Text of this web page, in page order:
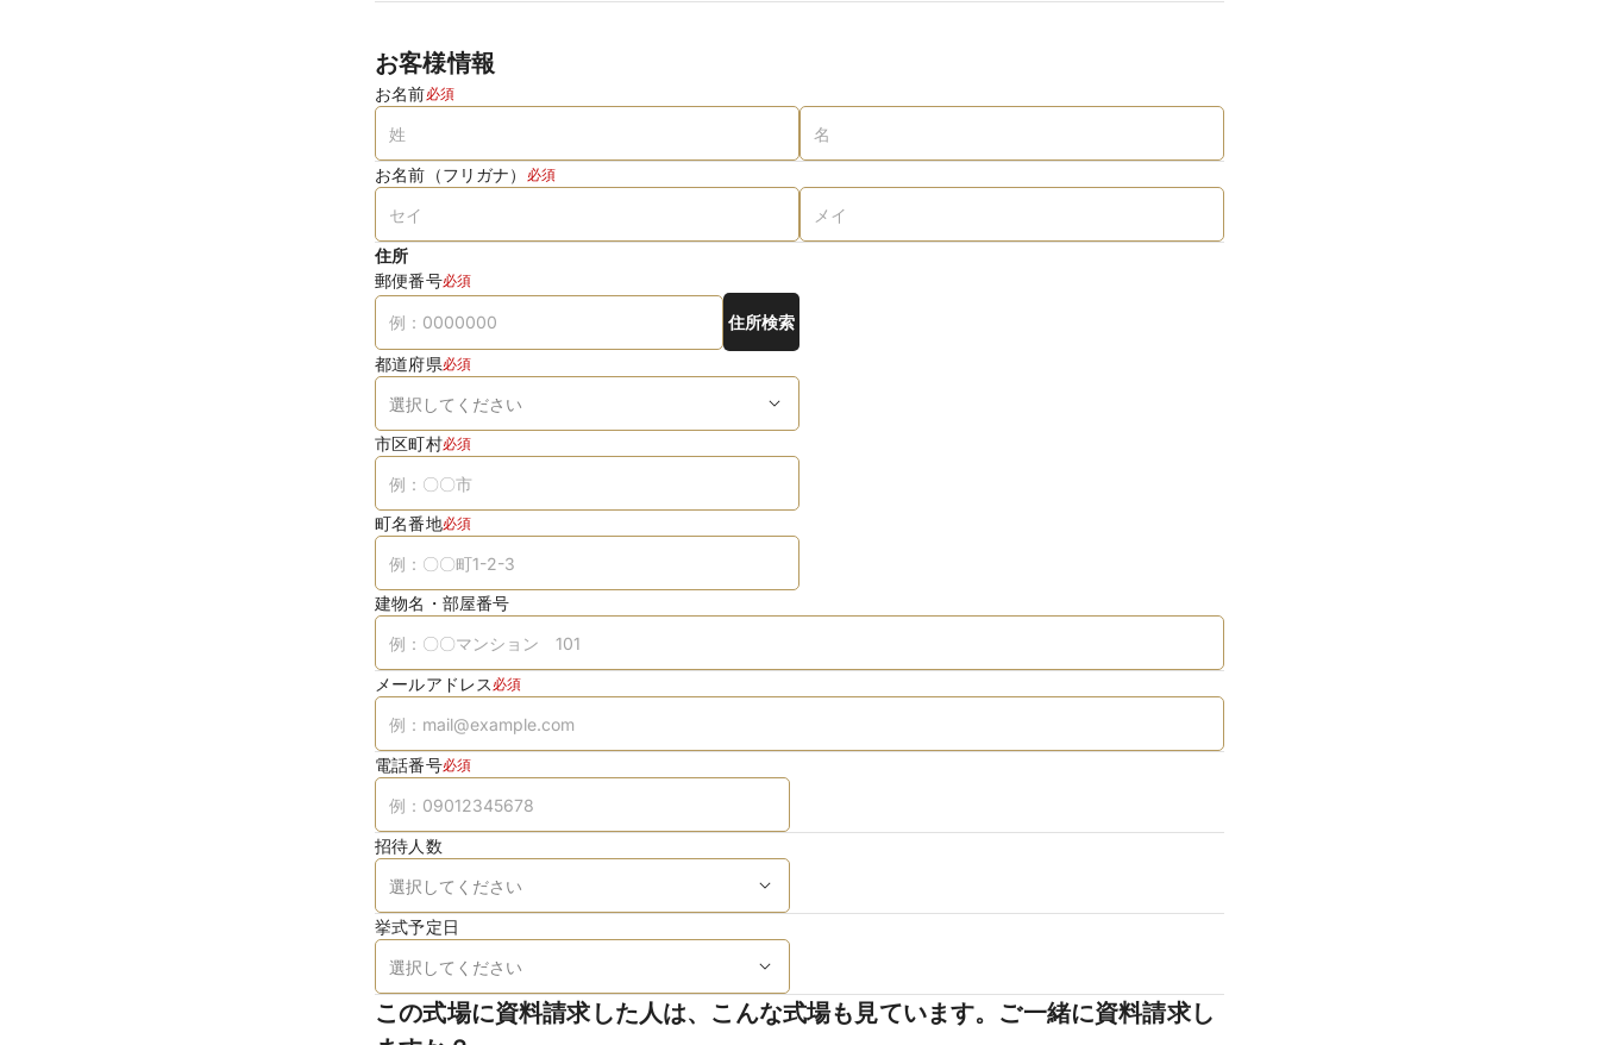
お客様情報
お名前必須
お名前（フリガナ） 必須
住所
郵便番号必須
住所検索
都道府県必須
市区町村必須
町名番地必須
建物名・部屋番号
メールアドレス 必須
電話番号必須
招待人数
挙式予定日
この式場に資料請求した人は、こんな式場も見ています。ご一緒に資料請求し